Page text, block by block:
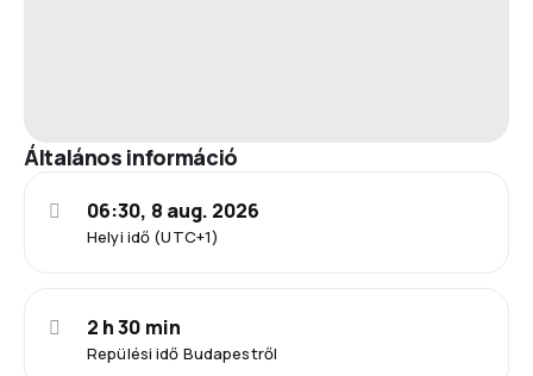
Általános információ
Helyi idő (UTC+1)
06:30, 8 aug. 2026
Repülési idő Budapestről
2 h 30 min